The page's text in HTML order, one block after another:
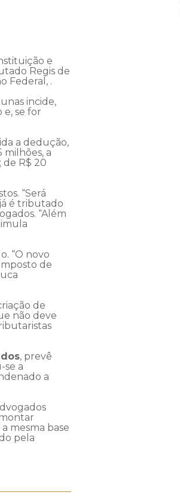
e
Regis de
Federal, .
incide,
se for
a dedução,
a
de R$ 20
“Será
é tributado
“Além
“O novo
de
de
não deve
, prevê
se a
a
mesma base
pela